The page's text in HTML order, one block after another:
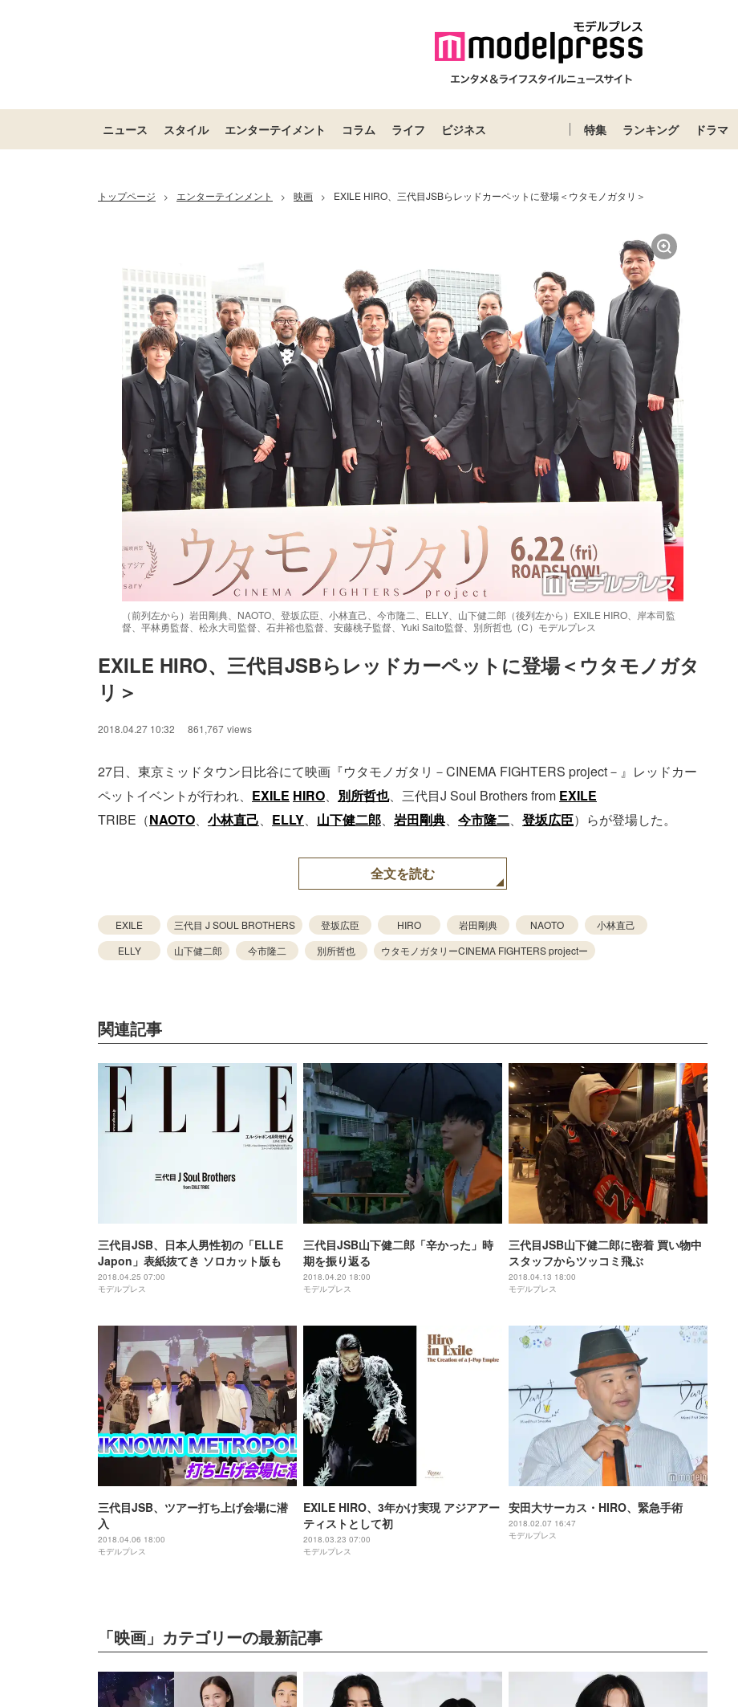
ニュース スタイル エンターテイメント コラム ライフ ビジネス 特集 ランキング ドラマ
トップページ > エンターテインメント > 映画 > EXILE HIRO、三代目JSBらレッドカーペットに登場＜ウタモノガタリ＞
（前列左から）岩田剛典、NAOTO、登坂広臣、小林直己、今市隆二、ELLY、山下健二郎（後列左から）EXILE HIRO、岸本司監
督、平林勇監督、松永大司監督、石井裕也監督、安藤桃子監督、Yuki Saito監督、別所哲也（C）モデルプレス
EXILE HIRO、三代目JSBらレッドカーペットに登場＜ウタモノガタ
リ＞
2018.04.27 10:32 861,767 views
27日、東京ミッドタウン日比谷にて映画『ウタモノガタリ－CINEMA FIGHTERS project－』レッドカー
ペットイベントが行われ、 EXILE HIRO、 別所哲也、三代目J Soul Brothers from EXILE
TRIBE（NAOTO、 小林直己、 ELLY、 山下健二郎、 岩田剛典、 今市隆二、 登坂広臣）らが登場した。
全文を読む
EXILE 三代目 J SOUL BROTHERS 登坂広臣 HIRO 岩田剛典 NAOTO
小林直己
ELLY
山下健二郎 今市隆二 別所哲也 ウタモノガタリーCINEMA FIGHTERS projectー
関連記事
三代目JSB、日本人男性初の「ELLE
Japon」表紙抜てき ソロカット版も
2018.04.25 07:00
モデルプレス
三代目JSB山下健二郎「辛かった」時
期を振り返る
2018.04.20 18:00
モデルプレス
三代目JSB山下健二郎に密着 買い物中
スタッフからツッコミ飛ぶ
2018.04.13 18:00
モデルプレス
三代目JSB、ツアー打ち上げ会場に潜
入
2018.04.06 18:00
モデルプレス
EXILE HIRO、3年かけ実現 アジアアー
ティストとして初
2018.03.23 07:00
モデルプレス
安田大サーカス・HIRO、緊急手術
2018.02.07 16:47
モデルプレス
「映画」カテゴリーの最新記事